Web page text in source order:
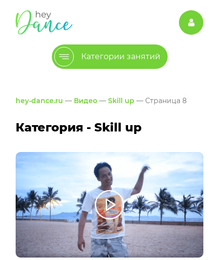
Категории занятий
hey-dance.ru — Видео — Skill up — Страница 8
Категория - Skill up